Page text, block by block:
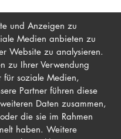
Newsletter
Barrierefreiheit
und Anzeigen zu
Medien anbieten zu
Website zu analysieren.
zu Ihrer Verwendung
für soziale Medien,
Partner führen diese
Daten zusammen,
die sie im Rahmen
haben. Weitere